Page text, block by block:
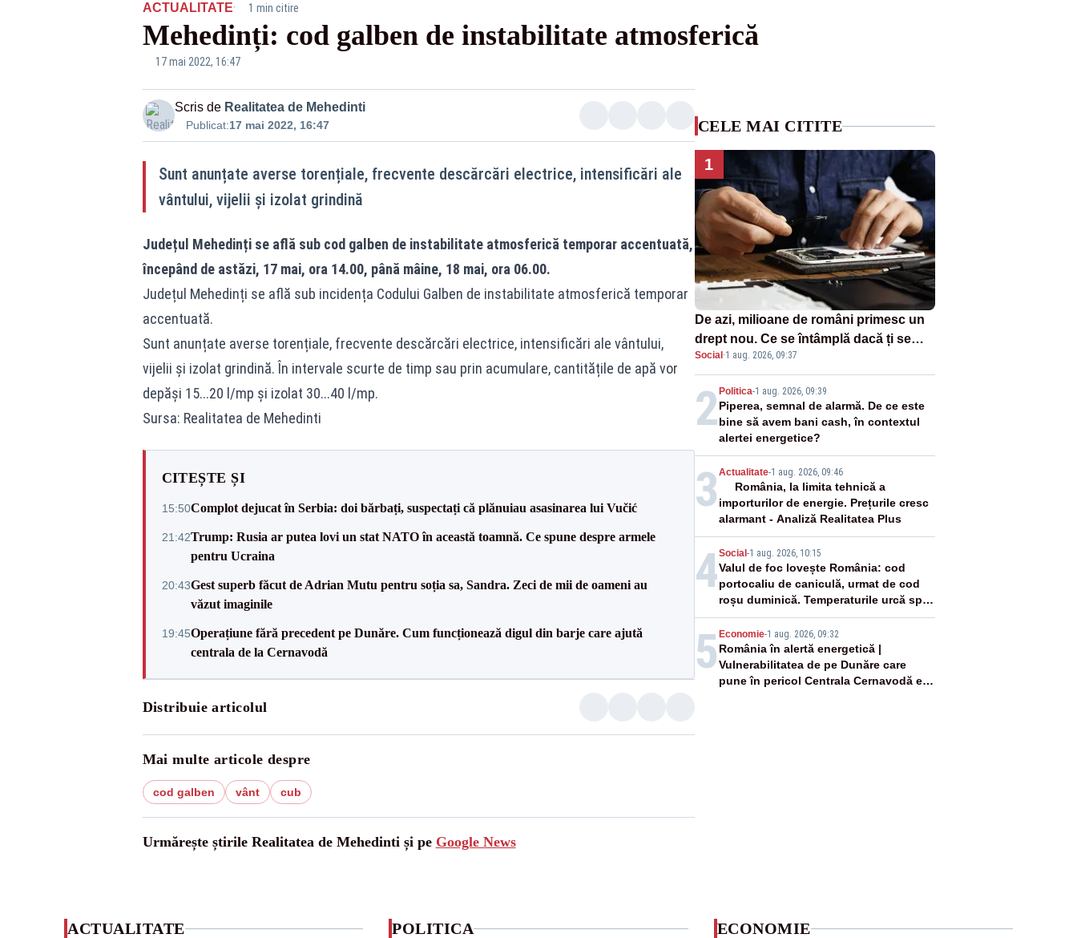
ACTUALITATE· 1 min citire
Mehedinți: cod galben de instabilitate atmosferică
17 mai 2022, 16:47
Scris de Realitatea de Mehedinti
Publicat:17 mai 2022, 16:47
Sunt anunțate averse torențiale, frecvente descărcări electrice, intensificări ale
vântului, vijelii și izolat grindină
Județul Mehedinți se află sub cod galben de instabilitate atmosferică temporar accentuată,
începând de astăzi, 17 mai, ora 14.00, până mâine, 18 mai, ora 06.00.
Județul Mehedinți se află sub incidența Codului Galben de instabilitate atmosferică temporar
accentuată.
Sunt anunțate averse torențiale, frecvente descărcări electrice, intensificări ale vântului,
vijelii și izolat grindină. În intervale scurte de timp sau prin acumulare, cantitățile de apă vor
depăși 15...20 l/mp și izolat 30...40 l/mp.
Sursa: Realitatea de Mehedinti
CITEȘTE ȘI
15:50Complot dejucat în Serbia: doi bărbați, suspectați că plănuiau asasinarea lui Vučić
21:42Trump: Rusia ar putea lovi un stat NATO în această toamnă. Ce spune despre armele
pentru Ucraina
20:43Gest superb făcut de Adrian Mutu pentru soția sa, Sandra. Zeci de mii de oameni au
văzut imaginile
19:45Operațiune fără precedent pe Dunăre. Cum funcționează digul din barje care ajută
centrala de la Cernavodă
Distribuie articolul
Mai multe articole despre
cod galben vânt cub
Urmărește știrile Realitatea de Mehedinti și pe Google News
CELE MAI CITITE
1
De azi, milioane de români primesc un
drept nou. Ce se întâmplă dacă ți se
strică un produs
Social ·1 aug. 2026, 09:37
2 Politica-1 aug. 2026, 09:39
Piperea, semnal de alarmă. De ce este
bine să avem bani cash, în contextul
alertei energetice?
3 Actualitate-1 aug. 2026, 09:46
România, la limita tehnică a
importurilor de energie. Prețurile cresc
alarmant - Analiză Realitatea Plus
4Social -1 aug. 2026, 10:15
Valul de foc lovește România: cod
portocaliu de caniculă, urmat de cod
roșu duminică. Temperaturile urcă spre
40°C
5 Economie-1 aug. 2026, 09:32
România în alertă energetică |
Vulnerabilitatea de pe Dunăre care
pune în pericol Centrala Cernavodă era
ACTUALITATE POLITICA ECONOMIE